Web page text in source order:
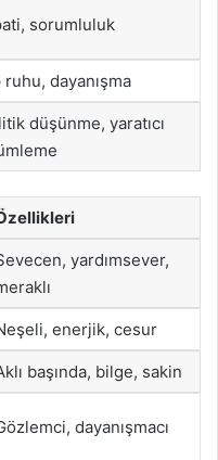
sorumluluk
ruhu, dayanışma
düşünme, yaratıcı
yardımsever,
enerjik, cesur
başında, bilge, sakin
dayanışmacı